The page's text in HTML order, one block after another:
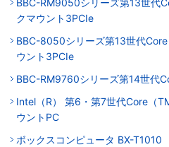
クマウント3PCIe
BBC-8050シリーズ第13世代
ウント3PCIe
BBC-RM9760シリーズ第14世代
Intel（R） 第6・第7世代Core（
ウントPC
ボックスコンピュータ BX-T1010